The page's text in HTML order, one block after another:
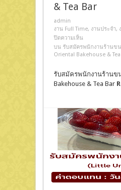
& Tea Bar
admin
งาน Full Time, งานประจำ,
ปิดความเห็น
บน รับสมัครพนักงานร้านขน
Oriental Bakehouse &
รับสมัครพนักงานร้านขน
Bakehouse & Tea Bar